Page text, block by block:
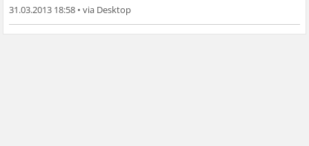
31.03.2013 18:58 •